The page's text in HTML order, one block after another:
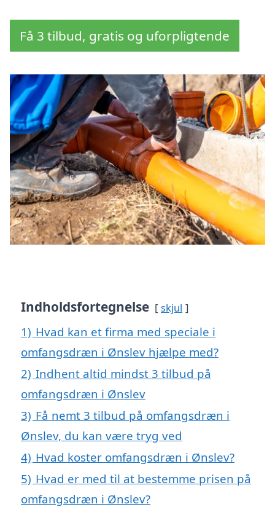
Få 3 tilbud, gratis og uforpligtende
Indholdsfortegnelse skjul
1) Hvad kan et firma med speciale i
omfangsdræn i Ønslev hjælpe med?
2) Indhent altid mindst 3 tilbud på
omfangsdræn i Ønslev
3) Få nemt 3 tilbud på omfangsdræn i
Ønslev, du kan være tryg ved
4) Hvad koster omfangsdræn i Ønslev?
5) Hvad er med til at bestemme prisen på
omfangsdræn i Ønslev?